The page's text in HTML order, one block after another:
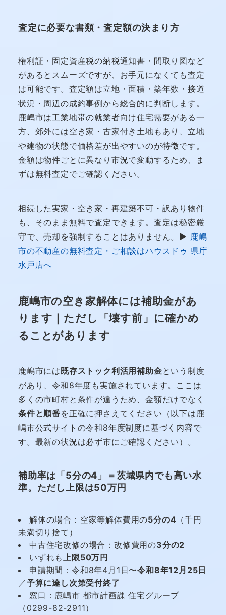
査定に必要な書類・査定額の決まり方
権利証・固定資産税の納税通知書・間取り図など
があるとスムーズですが、お手元になくても査定
は可能です。査定額は立地・面積・築年数・接道
状況・周辺の成約事例から総合的に判断します。
鹿嶋市は工業地帯の就業者向け住宅需要がある一
方、郊外には空き家・古家付き土地もあり、立地
や建物の状態で価格差が出やすいのが特徴です。
金額は物件ごとに異なり市況で変動するため、ま
ずは無料査定でご確認ください。
相続した実家・空き家・再建築不可・訳あり物件
も、そのまま無料で査定できます。査定は秘密厳
守で、売却を強制することはありません。▶ 鹿嶋
市の不動産の無料査定・ご相談はハウスドゥ 県庁
水戸店へ
鹿嶋市の空き家解体には補助金があ
ります｜ただし「壊す前」に確かめ
ることがあります
鹿嶋市には既存ストック利活用補助金という制度
があり、令和8年度も実施されています。ここは
多くの市町村と条件が違うため、金額だけでなく
条件と順番を正確に押さえてください（以下は鹿
嶋市公式サイトの令和8年度制度に基づく内容で
す。最新の状況は必ず市にご確認ください）。
補助率は「5分の4」＝茨城県内でも高い水
準。ただし上限は50万円
解体の場合：空家等解体費用の5分の4 （千円
未満切り捨て）
中古住宅改修の場合：改修費用の3分の2
いずれも上限50万円
申請期間：令和8年4月1日〜令和8年12月25日
／予算に達し次第受付終了
窓口：鹿嶋市 都市計画課 住宅グループ
（0299-82-2911）